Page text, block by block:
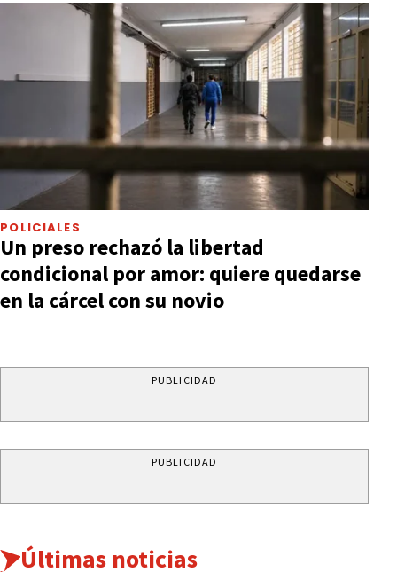
POLICIALES
Un preso rechazó la libertad
condicional por amor: quiere quedarse
en la cárcel con su novio
PUBLICIDAD
PUBLICIDAD
Últimas noticias